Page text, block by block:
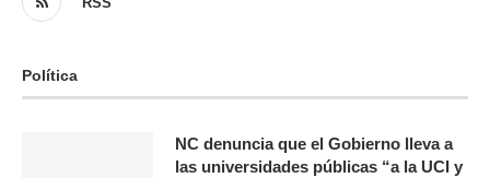
Política
NC denuncia que el Gobierno lleva a
las universidades públicas “a la UCI y